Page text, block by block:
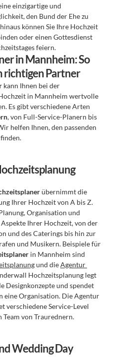
einzigartige und
den Bund der Ehe zu
können Sie Ihre Hochzeit
oder einen Gottesdienst
feiern.
in Mannheim: So
richtigen Partner
kann Ihnen bei der
in Mannheim wertvolle
Es gibt verschiedene Arten
, von Full-Service-Planern bis
übernimmt die
Ihrer Hochzeit von A bis Z.
Organisation und
Ihrer Hochzeit, von der
und des Caterings bis hin zur
und Musikern. Beispiele für
und die Agentur
Hochzeitsplanung legt
Designkonzepte und spendet
eine Organisation. Die Agentur
verschiedene Service-Level
von Traurednern.
Wedding Day